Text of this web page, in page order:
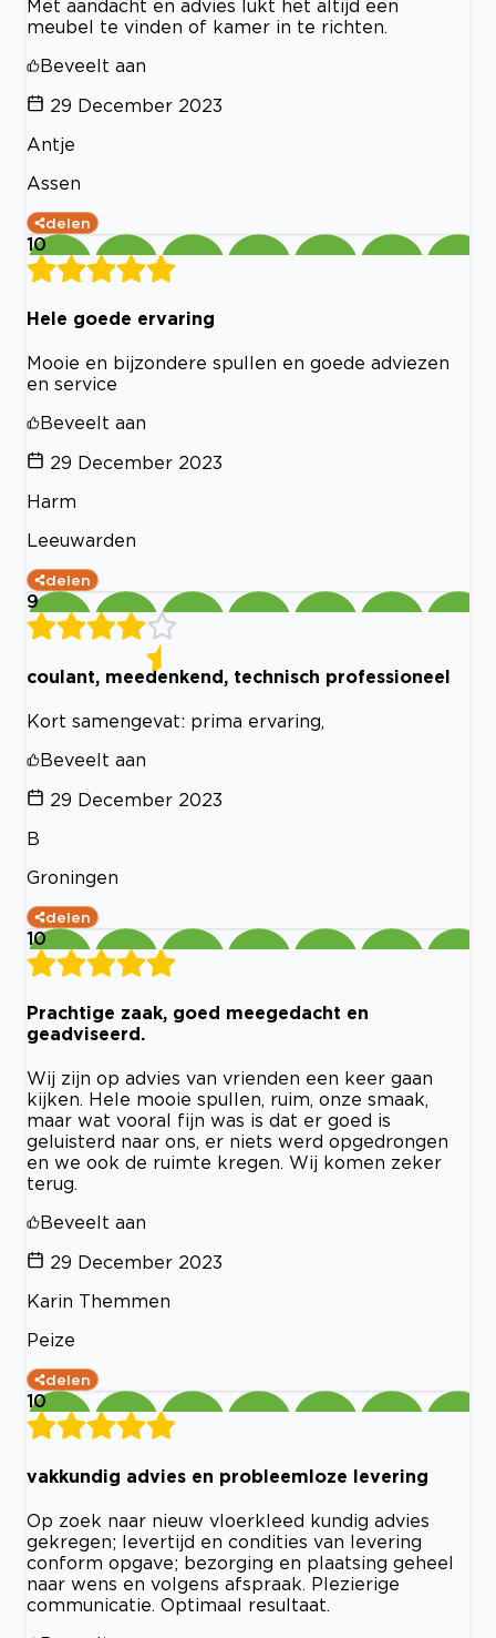
Met aandacht en advies lukt het altijd een
meubel te vinden of kamer in te richten.
Beveelt aan
29 December 2023
Antje
Assen
delen
10
Hele goede ervaring
Mooie en bijzondere spullen en goede adviezen
en service
Beveelt aan
29 December 2023
Harm
Leeuwarden
delen
9
coulant, meedenkend, technisch professioneel
Kort samengevat: prima ervaring,
Beveelt aan
29 December 2023
B
Groningen
delen
10
Prachtige zaak, goed meegedacht en
geadviseerd.
Wij zijn op advies van vrienden een keer gaan
kijken. Hele mooie spullen, ruim, onze smaak,
maar wat vooral fijn was is dat er goed is
geluisterd naar ons, er niets werd opgedrongen
en we ook de ruimte kregen. Wij komen zeker
terug.
Beveelt aan
29 December 2023
Karin Themmen
Peize
delen
10
vakkundig advies en probleemloze levering
Op zoek naar nieuw vloerkleed kundig advies
gekregen; levertijd en condities van levering
conform opgave; bezorging en plaatsing geheel
naar wens en volgens afspraak. Plezierige
communicatie. Optimaal resultaat.